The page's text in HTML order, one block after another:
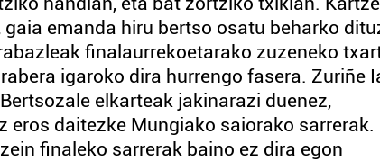
emanda hiru bertso osatu beharko
finalaurrekoetarako zuzeneko
igaroko dira hurrengo fasera. Zuriñe
elkarteak jakinarazi duenez,
daitezke Mungiako saiorako sarrerak.
finaleko sarrerak baino ez dira egon